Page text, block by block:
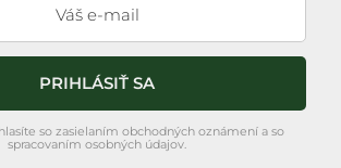
PRIHLÁSIŤ SA
so zasielaním obchodných oznámení a so
spracovaním osobných údajov.